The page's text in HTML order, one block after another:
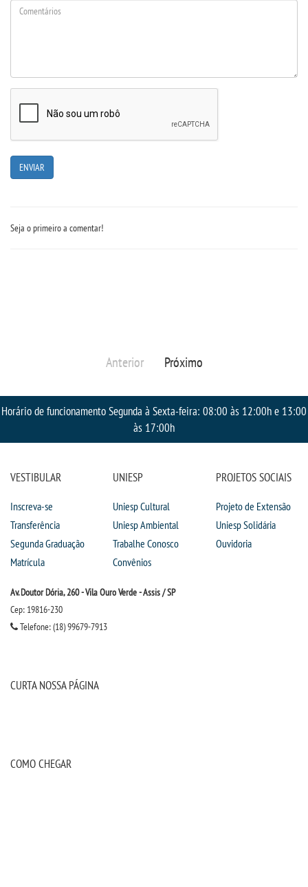
RELATÓRIOS
CPA
WEBMAIL
PORTAL DE ALUNOS
PORTAL DE PROFESSORES/ACADÊMICO
UNIESP
CONTATO
IMPRENSA
Seja o primeiro a comentar!
Anterior Próximo
Horário de funcionamento Segunda à Sexta-feira: 08:00 às 12:00h e 13:00
às 17:00h
VESTIBULAR
Inscreva-se
Transferência
Segunda Graduação
Matrícula
UNIESP
Uniesp Cultural
Uniesp Ambiental
Trabalhe Conosco
Convênios
PROJETOS SOCIAIS
Projeto de Extensão
Uniesp Solidária
Ouvidoria
Av. Doutor Dória, 260 - Vila Ouro Verde - Assis / SP
Cep: 19816-230
Telefone: (18) 99679-7913
CURTA NOSSA PÁGINA
COMO CHEGAR